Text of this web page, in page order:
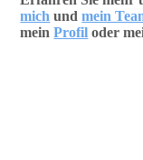
mich undmein
mein Profil oder